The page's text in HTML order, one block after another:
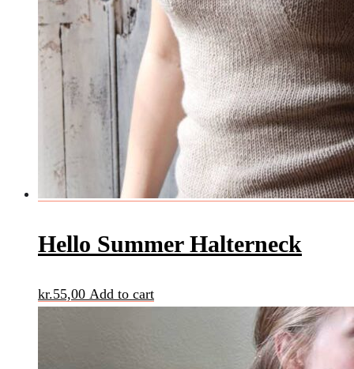
Hello Summer Halterneck
kr.55,00 Add to cart